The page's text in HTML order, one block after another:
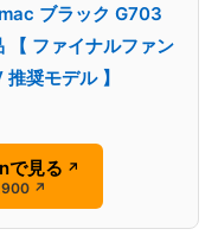
ブラック G703
【 ファイナルファン
奨モデル 】
で見る ↗
↗